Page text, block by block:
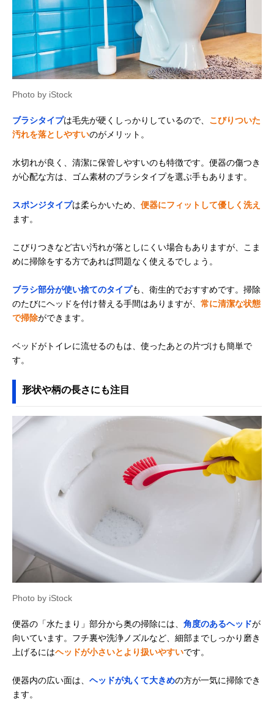
Photo by iStock
ブラシタイプは毛先が硬くしっかりしているので、 こびりついた
汚れを落としやすいのがメリット。
水切れが良く、清潔に保管しやすいのも特徴です。便器の傷つき
が心配な方は、ゴム素材のブラシタイプを選ぶ手もあります。
スポンジタイプは柔らかいため、 便器にフィットして優しく洗え
ます。
こびりつきなど古い汚れが落としにくい場合もありますが、こま
めに掃除をする方であれば問題なく使えるでしょう。
ブラシ部分が使い捨てのタイプも、衛生的でおすすめです。掃除
のたびにヘッドを付け替える手間はありますが、 常に清潔な状態
で掃除ができます。
ベッドがトイレに流せるのもは、使ったあとの片づけも簡単で
す。
形状や柄の長さにも注目
Photo by iStock
便器の「水たまり」部分から奥の掃除には、 角度のあるヘッドが
向いています。フチ裏や洗浄ノズルなど、細部までしっかり磨き
上げるにはヘッドが小さいとより扱いやすいです。
便器内の広い面は、 ヘッドが丸くて大きめの方が一気に掃除でき
ます。